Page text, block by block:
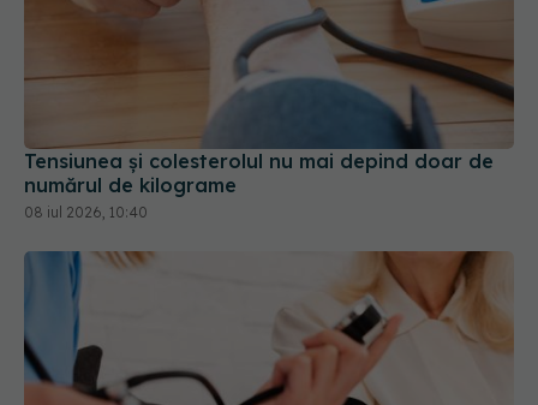
Tensiunea și colesterolul nu mai depind doar de
numărul de kilograme
08 iul 2026, 10:40